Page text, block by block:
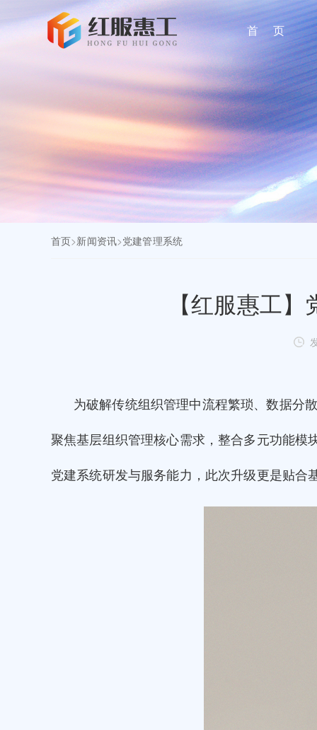
首 页
首页>新闻资讯>党建管理系统
【红服惠工
为破解传统组织管理中流程繁琐、数据分
聚焦基层组织管理核心需求，整合多元功能
党建系统研发与服务能力，此次升级更是贴